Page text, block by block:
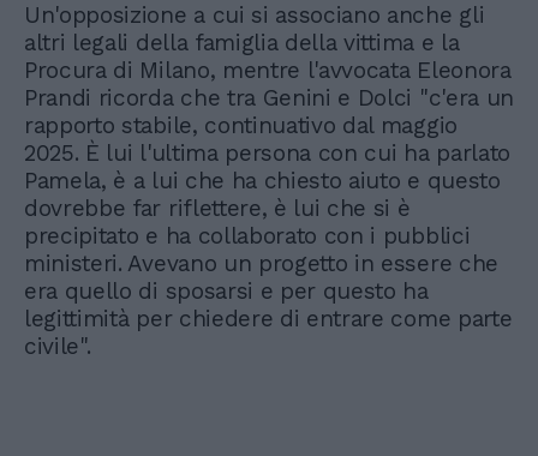
Un'opposizione a cui si associano anche gli
altri legali della famiglia della vittima e la
Procura di Milano, mentre l'avvocata Eleonora
Prandi ricorda che tra Genini e Dolci "c'era un
rapporto stabile, continuativo dal maggio
2025. È lui l'ultima persona con cui ha parlato
Pamela, è a lui che ha chiesto aiuto e questo
dovrebbe far riflettere, è lui che si è
precipitato e ha collaborato con i pubblici
ministeri. Avevano un progetto in essere che
era quello di sposarsi e per questo ha
legittimità per chiedere di entrare come parte
civile".